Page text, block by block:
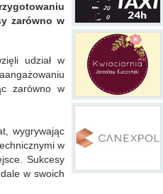
zarówno w
udział w
zarówno w
wygrywając
w
Sukcesy
w swoich